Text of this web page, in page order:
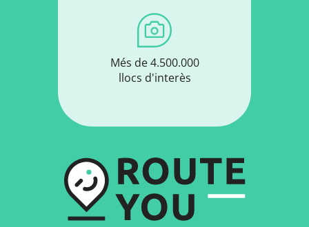
Més de 4.500.000
llocs d'interès